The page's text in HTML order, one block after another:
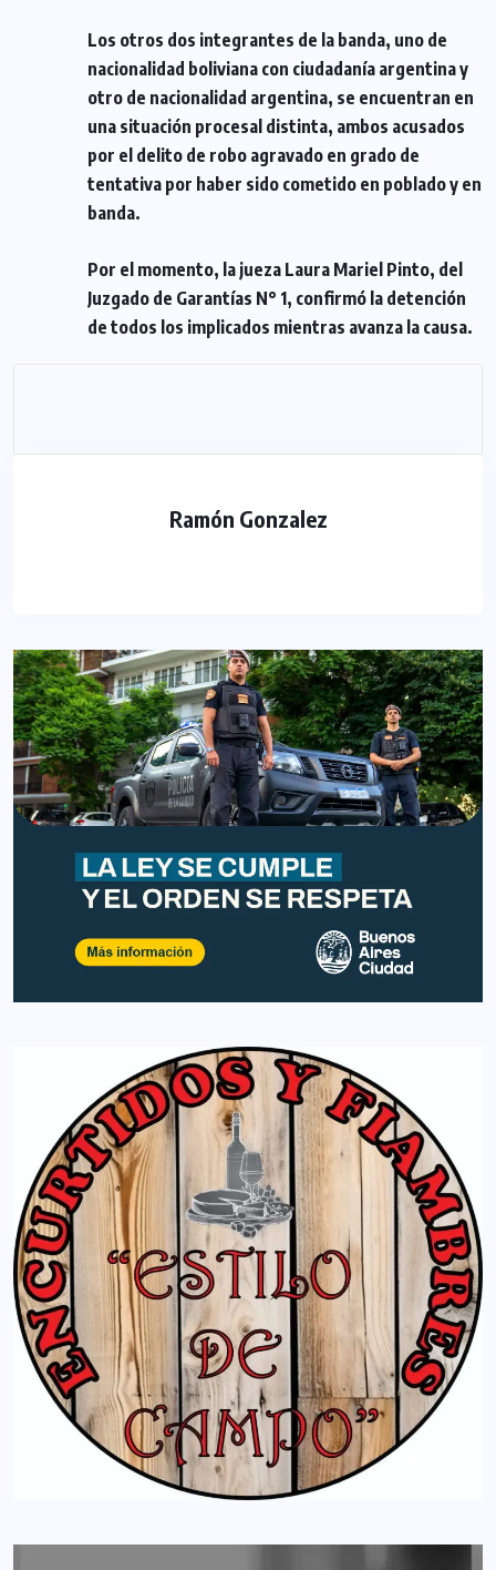
Los otros dos integrantes de la banda, uno de
nacionalidad boliviana con ciudadanía argentina y
otro de nacionalidad argentina, se encuentran en
una situación procesal distinta, ambos acusados
por el delito de robo agravado en grado de
tentativa por haber sido cometido en poblado y en
banda.
Por el momento, la jueza Laura Mariel Pinto, del
Juzgado de Garantías N° 1, confirmó la detención
de todos los implicados mientras avanza la causa.
Ramón Gonzalez